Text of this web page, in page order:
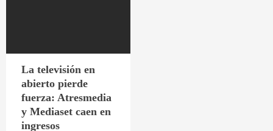
La televisión en
abierto pierde
fuerza: Atresmedia
y Mediaset caen en
ingresos